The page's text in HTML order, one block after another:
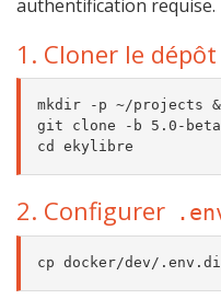
authentification requise.
1. Cloner le dépôt
mkdir -p ~/projects
git clone -b 5.0-
2. Configurer